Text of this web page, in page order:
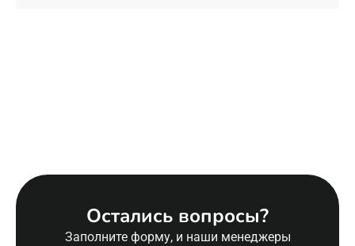
Остались вопросы?
Заполните форму, и наши менеджеры